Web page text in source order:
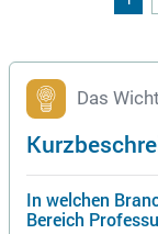
Zusätzlich sind
ft nachhaltiger
Das
In welchen
Bereich